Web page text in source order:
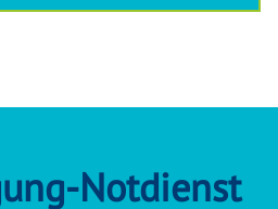
Notdienst